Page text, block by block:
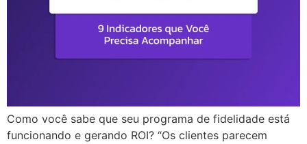
Como você sabe que seu programa de fidelidade está
funcionando e gerando ROI? “Os clientes parecem